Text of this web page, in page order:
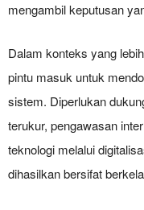
mengambil keputusan
Dalam konteks yang
pintu masuk untuk
sistem. Diperlukan
terukur, pengawasan
teknologi melalui
dihasilkan bersifat